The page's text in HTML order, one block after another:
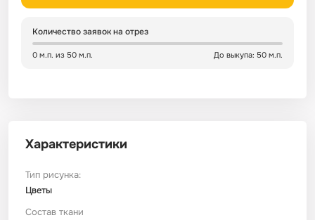
Количество заявок на отрез
0 м.п. из 50 м.п. До выкупа: 50 м.п.
Характеристики
Тип рисунка:
Цветы
Состав ткани
Сатин
Сатин Страйп
Сатин Твил
ТиСи Твил
Трикотаж
Зеленый
Детский
Город / архитектура
Морская тема